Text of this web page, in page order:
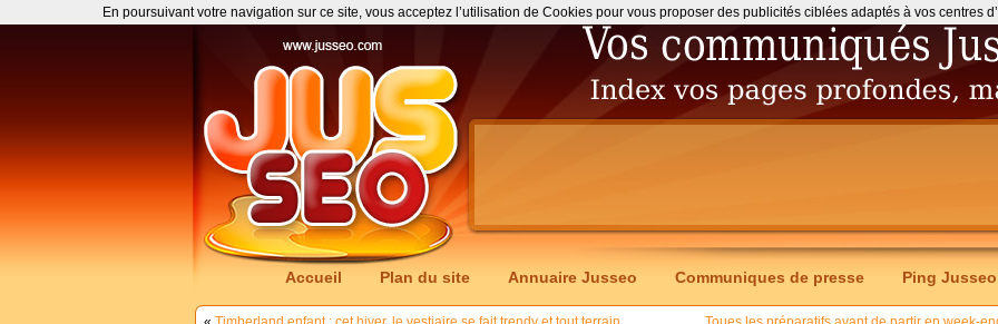
Accueil Plan du site Annuaire Jusseo Communiques de presse Ping Jusseo
En poursuivant votre navigation sur ce site, vous acceptez l’utilisation de Cookies pour vous proposer des publicités ciblées adaptés à vos centres